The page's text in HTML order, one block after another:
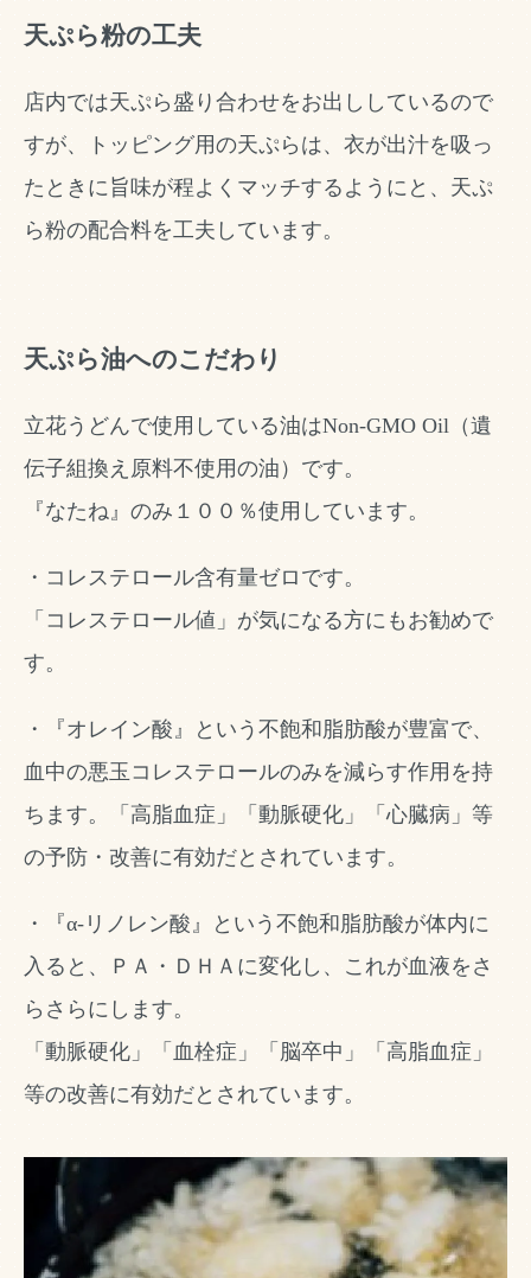
天ぷら粉の工夫
店内では天ぷら盛り合わせをお出ししているので
すが、トッピング用の天ぷらは、衣が出汁を吸っ
たときに旨味が程よくマッチするようにと、天ぷ
ら粉の配合料を工夫しています。
天ぷら油へのこだわり
立花うどんで使用している油はNon-GMO Oil（遺
伝子組換え原料不使用の油）です。
『なたね』のみ１００％使用しています。
・コレステロール含有量ゼロです。
「コレステロール値」が気になる方にもお勧めで
す。
・『オレイン酸』という不飽和脂肪酸が豊富で、
血中の悪玉コレステロールのみを減らす作用を持
ちます。「高脂血症」「動脈硬化」「心臓病」等
の予防・改善に有効だとされています。
・『α-リノレン酸』という不飽和脂肪酸が体内に
入ると、ＰＡ・ＤＨＡに変化し、これが血液をさ
らさらにします。
「動脈硬化」「血栓症」「脳卒中」「高脂血症」
等の改善に有効だとされています。